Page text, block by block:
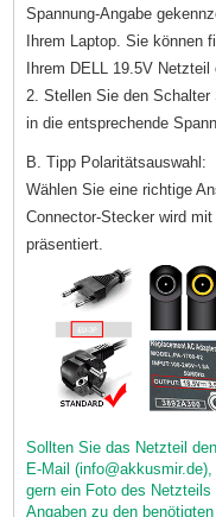
Spannung-Angabe
Ihrem Laptop. Sie können
Ihrem DELL 19.5V
2. Stellen Sie den Schalter
in die entsprechende
B. Tipp Polaritätsauswahl:
Wählen Sie eine richtige
Connector-Stecker wird
präsentiert.
Sollten Sie das Netzteil
E-Mail
gern ein Foto des
Angaben zu den